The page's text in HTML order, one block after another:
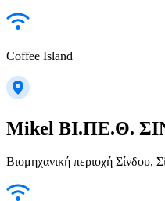
Coffee Island
Mikel ΒΙ.ΠΕ.Θ.
Βιομηχανική περιοχή Σίνδου,